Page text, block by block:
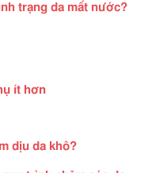
trạng da mất nước?
ít hơn
dịu da khô?